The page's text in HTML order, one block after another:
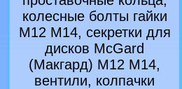
колесные болты гайки
M12 M14, секретки для
дисков McGard
(Макгард) M12 M14,
вентили, колпачки